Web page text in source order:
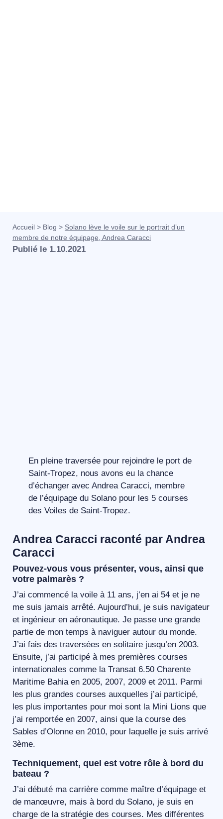
Accueil > Blog > Solano lève le voile sur le portrait d’un
membre de notre équipage, Andrea Caracci
Publié le 1.10.2021
En pleine traversée pour rejoindre le port de
Saint-Tropez, nous avons eu la chance
d’échanger avec Andrea Caracci, membre
de l’équipage du Solano pour les 5 courses
des Voiles de Saint-Tropez.
Andrea Caracci raconté par Andrea
Caracci
Pouvez-vous vous présenter, vous, ainsi que
votre palmarès ?
J’ai commencé la voile à 11 ans, j’en ai 54 et je ne
me suis jamais arrêté. Aujourd’hui, je suis navigateur
et ingénieur en aéronautique. Je passe une grande
partie de mon temps à naviguer autour du monde.
J’ai fais des traversées en solitaire jusqu’en 2003.
Ensuite, j’ai participé à mes premières courses
internationales comme la Transat 6.50 Charente
Maritime Bahia en 2005, 2007, 2009 et 2011. Parmi
les plus grandes courses auxquelles j’ai participé,
les plus importantes pour moi sont la Mini Lions que
j’ai remportée en 2007, ainsi que la course des
Sables d’Olonne en 2010, pour laquelle je suis arrivé
3ème.
Techniquement, quel est votre rôle à bord du
bateau ?
J’ai débuté ma carrière comme maître d’équipage et
de manœuvre, mais à bord du Solano, je suis en
charge de la stratégie des courses. Mes différentes